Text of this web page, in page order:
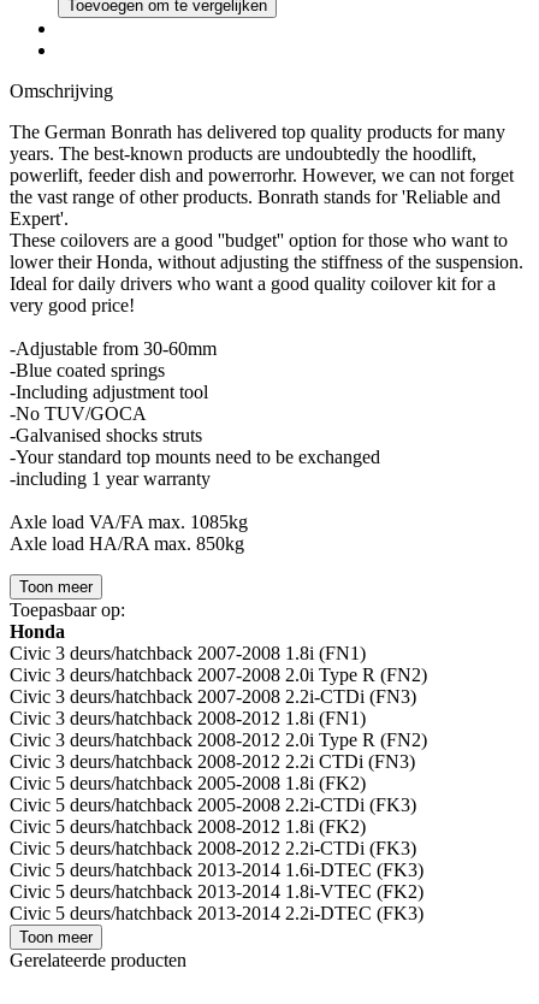
Toevoegen om te vergelijken
Omschrijving
The German Bonrath has delivered top quality products for many
years. The best-known products are undoubtedly the hoodlift,
powerlift, feeder dish and powerrorhr. However, we can not forget
the vast range of other products. Bonrath stands for 'Reliable and
Expert'.
These coilovers are a good ''budget'' option for those who want to
lower their Honda, without adjusting the stiffness of the suspension.
Ideal for daily drivers who want a good quality coilover kit for a
very good price!
-Adjustable from 30-60mm
-Blue coated springs
-Including adjustment tool
-No TUV/GOCA
-Galvanised shocks struts
-Your standard top mounts need to be exchanged
-including 1 year warranty
Axle load VA/FA max. 1085kg
Axle load HA/RA max. 850kg
Toon meer
Toepasbaar op:
Honda
Civic 3 deurs/hatchback 2007-2008 1.8i (FN1)
Civic 3 deurs/hatchback 2007-2008 2.0i Type R (FN2)
Civic 3 deurs/hatchback 2007-2008 2.2i-CTDi (FN3)
Civic 3 deurs/hatchback 2008-2012 1.8i (FN1)
Civic 3 deurs/hatchback 2008-2012 2.0i Type R (FN2)
Civic 3 deurs/hatchback 2008-2012 2.2i CTDi (FN3)
Civic 5 deurs/hatchback 2005-2008 1.8i (FK2)
Civic 5 deurs/hatchback 2005-2008 2.2i-CTDi (FK3)
Civic 5 deurs/hatchback 2008-2012 1.8i (FK2)
Civic 5 deurs/hatchback 2008-2012 2.2i-CTDi (FK3)
Civic 5 deurs/hatchback 2013-2014 1.6i-DTEC (FK3)
Civic 5 deurs/hatchback 2013-2014 1.8i-VTEC (FK2)
Civic 5 deurs/hatchback 2013-2014 2.2i-DTEC (FK3)
Toon meer
Gerelateerde producten